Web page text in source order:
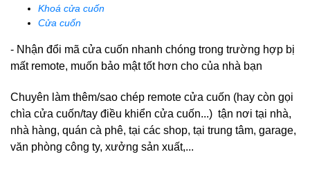
Khoá cửa cuốn
Cửa cuốn
- Nhận đổi mã cửa cuốn nhanh chóng trong trường hợp bị
mất remote, muốn bảo mật tốt hơn cho của nhà bạn
Chuyên làm thêm/sao chép remote cửa cuốn (hay còn gọi
chìa cửa cuốn/tay điều khiển cửa cuốn...) tận nơi tại nhà,
nhà hàng, quán cà phê, tại các shop, tại trung tâm, garage,
văn phòng công ty, xưởng sản xuất,...